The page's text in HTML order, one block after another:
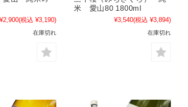
¥2,900(税込 ¥3,190)
在庫切れ
米 愛山80 1800ml
¥3,540(税込 ¥3,894)
在庫切れ